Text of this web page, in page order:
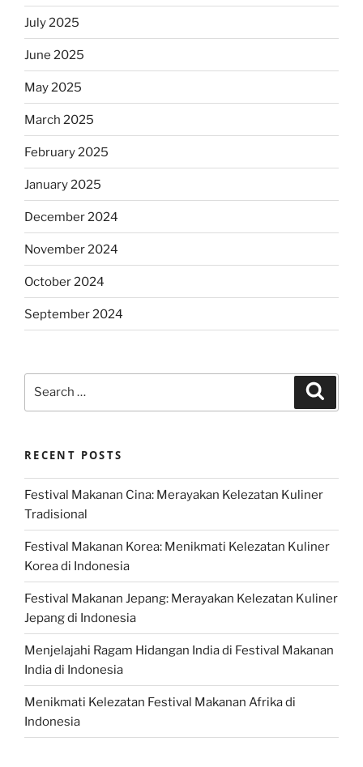
July 2025
June 2025
May 2025
March 2025
February 2025
January 2025
December 2024
November 2024
October 2024
September 2024
RECENT POSTS
Festival Makanan Cina: Merayakan Kelezatan Kuliner
Tradisional
Festival Makanan Korea: Menikmati Kelezatan Kuliner
Korea di Indonesia
Festival Makanan Jepang: Merayakan Kelezatan Kuliner
Jepang di Indonesia
Menjelajahi Ragam Hidangan India di Festival Makanan
India di Indonesia
Menikmati Kelezatan Festival Makanan Afrika di
Indonesia